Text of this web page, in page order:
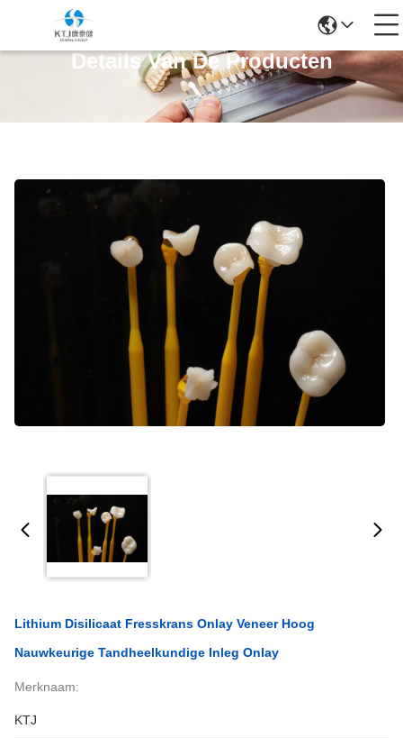
Details Van De Producten
Lithium Disilicaat Fresskrans Onlay Veneer Hoog
Nauwkeurige Tandheelkundige Inleg Onlay
Merknaam:
KTJ